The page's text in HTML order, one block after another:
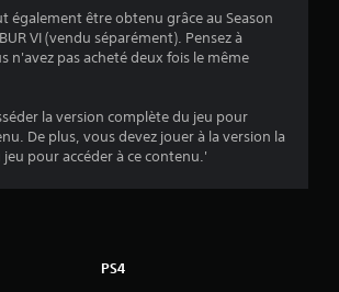
.
6
é
également être obtenu grâce au Season
VI (vendu séparément). Pensez à
n'avez pas acheté deux fois le même
la version complète du jeu pour
De plus, vous devez jouer à la version la
pour accéder à ce contenu.'
PS4